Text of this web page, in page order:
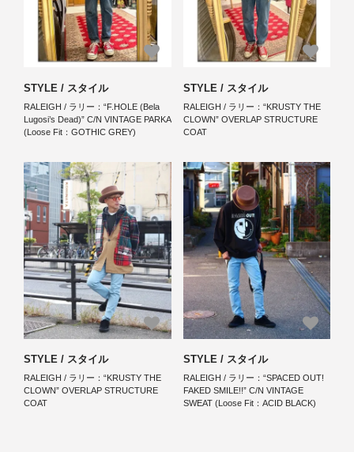
STYLE / スタイル
RALEIGH / ラリー：“F.HOLE (Bela
Lugosi’s Dead)” C/N VINTAGE PARKA
(Loose Fit：GOTHIC GREY)
STYLE / スタイル
RALEIGH / ラリー：“KRUSTY THE
CLOWN” OVERLAP STRUCTURE
COAT
STYLE / スタイル
RALEIGH / ラリー：“KRUSTY THE
CLOWN” OVERLAP STRUCTURE
COAT
STYLE / スタイル
RALEIGH / ラリー：“SPACED OUT!
FAKED SMILE!!” C/N VINTAGE
SWEAT (Loose Fit：ACID BLACK)